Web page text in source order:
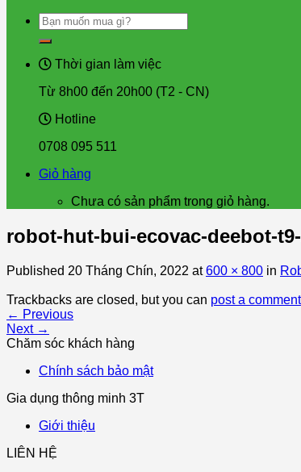
Tìm
kiếm:
Thời gian làm việc
Từ 8h00 đến 20h00 (T2 - CN)
Hotline
0708 095 511
Giỏ hàng
Chưa có sản phẩm trong giỏ hàng.
robot-hut-bui-ecovac-deebot-
Published 20 Tháng Chín, 2022 at600 × 800 in
Trackbacks are closed, but you can post a comment
← Previous
Next →
Chăm sóc khách hàng
Chính sách bảo mật
Gia dụng thông minh 3T
Giới thiệu
LIÊN HỆ